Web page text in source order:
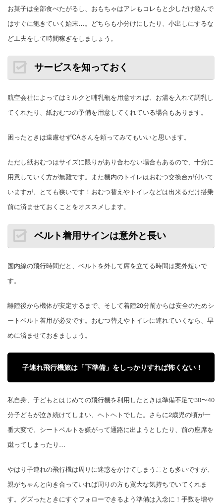
お菓子は全部食べたがるし、おもちゃはアレもコレもと少しだけ遊んで
はすぐに飽きていく始末…。どちらも小分けにしたり、小出しにするな
ど工夫をして時間稼ぎをしましょう。
サービスを知っておく
航空会社によってはミルクと哺乳瓶を用意すれば、お湯を入れて調乳し
てくれたり、紙おむつの予備を用意してくれている場合もあります。
困ったときは遠慮せずCAさんを頼ってみてもいいと思います。
ただし紙おむつはサイズに限りがあり合わない場合もあるので、十分に
用意していく方が無難です。また機内のトイレはおむつ交換台が付いて
いますが、とても狭いです！おむつ替えやトイレなどは出来るだけ搭乗
前に済ませておくことをオススメします。
ベルト着用サインは意外と長い
国内線の飛行時間だと、ベルトを外して席を立てる時間は案外短いで
す。
離陸後から機体が安定するまで、そして着陸20分前からは安全のためシ
ートベルト着用が必要です。おむつ替えやトイレに連れていくなら、早
めに済ませておきましょう。
子連れ飛行機旅は「下準備」をしっかりすれば怖くない！
私自身、子どもとはじめての飛行機を利用したときは準備不足で30〜40
分子どもが泣き続けてしまい、ヘトヘトでした。さらに2歳児の頃が一
番大変で、シートベルトを嫌がって通路に出ようとしたり、前の座席を
蹴ってしまったり…
やはり子連れの飛行機は周りに迷惑をかけてしまうことも多いですが、
親がちゃんと向き合っていれば周りの方も寛大な気持ちでいてくれま
す。グズったときにすぐフォローできるよう準備は入念に！手数を増や